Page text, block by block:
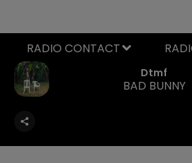
Dtmf
BAD BUNNY